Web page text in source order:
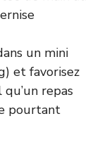
un mini
et favorisez
repas
pourtant